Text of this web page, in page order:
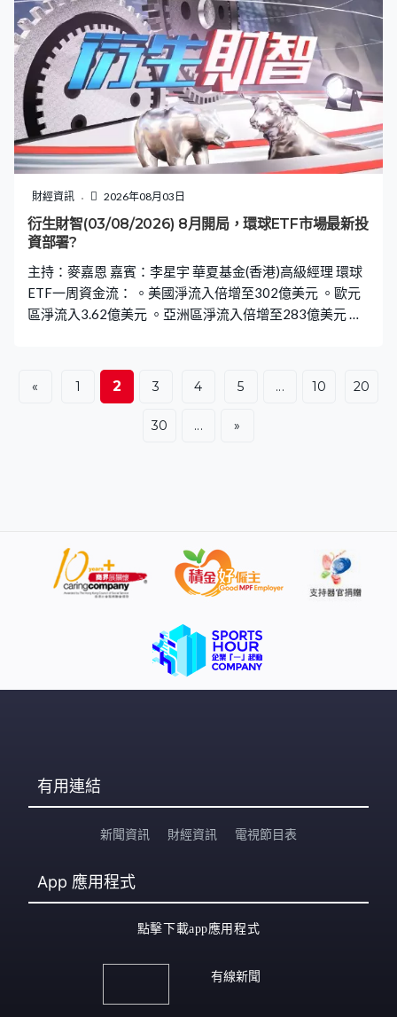
財經資訊 2026年08月03日
衍生財智(03/08/2026) 8月開局，環球ETF市場最新投
資部署?
主持：麥嘉恩 嘉賓：李星宇 華夏基金(香港)高級經理 環球
ETF一周資金流： 。美國淨流入倍增至302億美元 。歐元
區淨流入3.62億美元 。亞洲區淨流入倍增至283億美元 。
« 1 2 3 4 5 ... 10 20
30 ... »
有用連結
新聞資訊 財經資訊 電視節目表
App 應用程式
點擊下載app應用程式
有線新聞